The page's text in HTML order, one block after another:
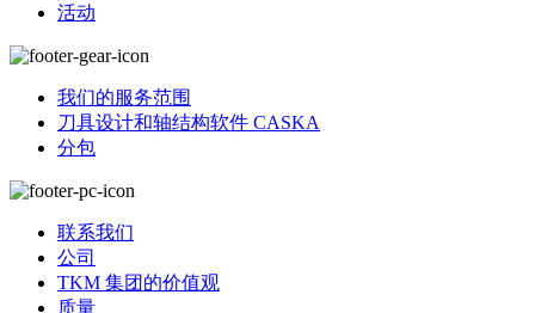
活动
我们的服务范围
刀具设计和轴结构软件 CASKA
分包
联系我们
公司
TKM 集团的价值观
质量